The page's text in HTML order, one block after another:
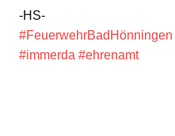
-HS-
#FeuerwehrBadHönningen
#immerda #ehrenamt